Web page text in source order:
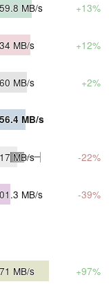
MB/s +13%
MB/s +12%
MB/s +2%
MB/s
MB/s -22%
MB/s -39%
MB/s +97%